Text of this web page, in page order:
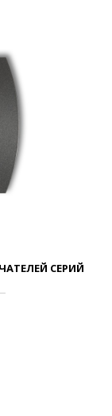
СЕРИЙ